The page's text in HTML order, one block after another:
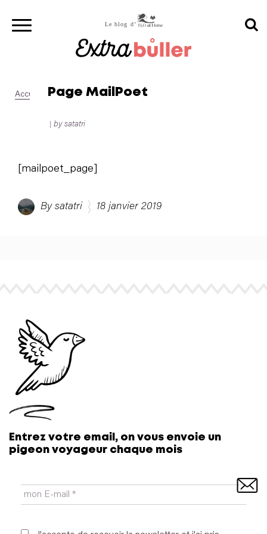
Accueil >Page MailPoet
Page MailPoet
by satatri
[mailpoet_page]
By satatri 18 janvier 2019
Entrez votre email, on vous envoie un
pigeon voyageur chaque mois